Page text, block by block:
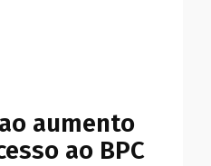
aumento
ao BPC